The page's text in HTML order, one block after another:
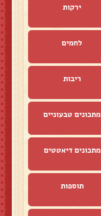
ירקות
לחמים
ריבות
מתכונים טבעוניים
מתכונים דיאטטים
תוספות